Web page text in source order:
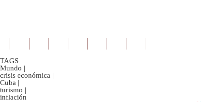
TAGS
Mundo |
crisis económica |
Cuba |
turismo |
inflación